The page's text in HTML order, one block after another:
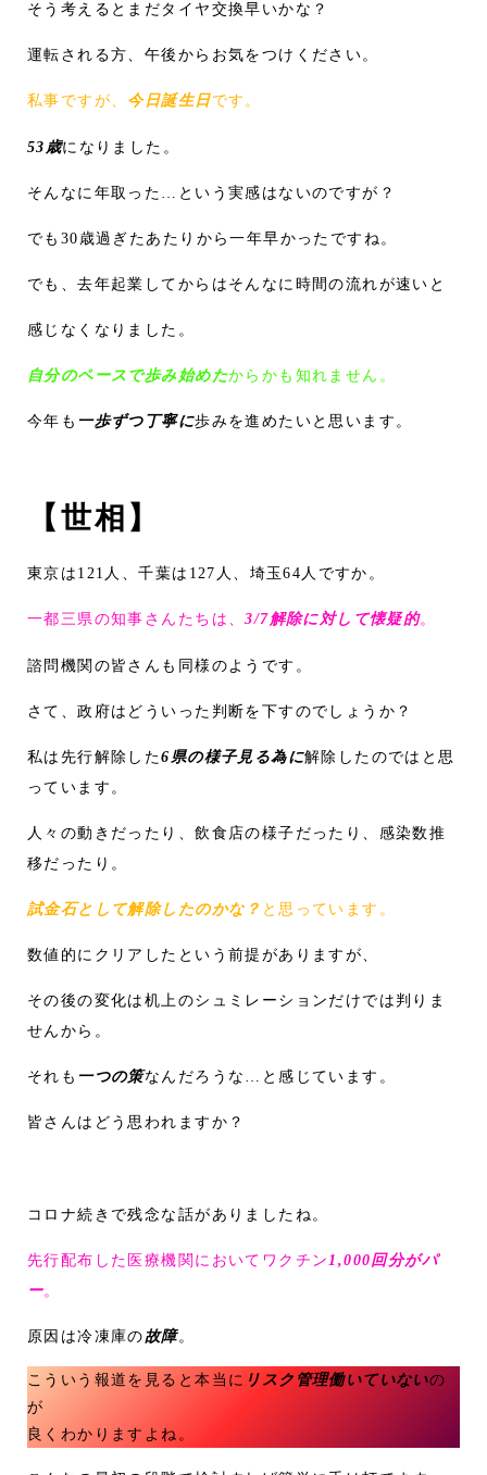
そう考えるとまだタイヤ交換早いかな？
運転される方、午後からお気をつけください。
私事ですが、 今日誕生日です。
53歳になりました。
そんなに年取った…という実感はないのですが？
でも30歳過ぎたあたりから一年早かったですね。
でも、去年起業してからはそんなに時間の流れが速いと
感じなくなりました。
自分のペースで歩み始めたからかも知れません。
今年も 一歩ずつ丁寧に歩みを進めたいと思います。
【世相】
東京は121人、千葉は127人、埼玉64人ですか。
一都三県の知事さんたちは、3/7解除に対して懐疑的。
諮問機関の皆さんも同様のようです。
さて、政府はどういった判断を下すのでしょうか？
私は先行解除した6県の様子見る為に解除したのではと思
っています。
人々の動きだったり、飲食店の様子だったり、感染数推
移だったり。
試金石として解除したのかな？ と思っています。
数値的にクリアしたという前提がありますが、
その後の変化は机上のシュミレーションだけでは判りま
せんから。
それも 一つの策なんだろうな…と感じています。
皆さんはどう思われますか？
コロナ続きで残念な話がありましたね。
先行配布した医療機関においてワクチン1,000回分がパ
ー。
原因は冷凍庫の故障。
こういう報道を見ると本当に リスク管理働いていないの
が
良くわかりますよね。